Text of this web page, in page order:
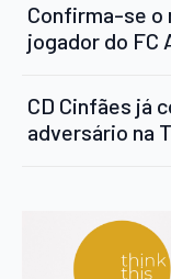
Confirma-se o
jogador do FC
CD Cinfães já
adversário na